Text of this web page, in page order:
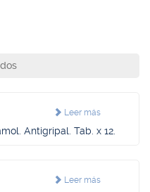
Leer más
Antigripal. Tab. x 12.
Leer más